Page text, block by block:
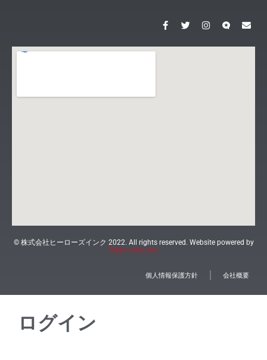
© 株式会社ヒーローズインク 2022. All rights reserved. Website powered by
Tokyo Juho, Inc.
個人情報保護方針 会社概要
ログイン